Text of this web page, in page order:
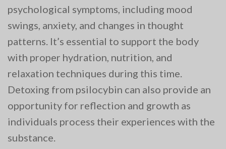
psychological symptoms, including mood
swings, anxiety, and changes in thought
patterns. It’s essential to support the body
with proper hydration, nutrition, and
relaxation techniques during this time.
Detoxing from psilocybin can also provide an
opportunity for reflection and growth as
individuals process their experiences with the
substance.